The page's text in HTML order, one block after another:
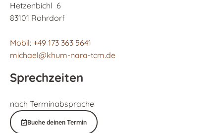
Hetzenbichl 6
83101 Rohrdorf
Mobil: +49 173 363 5641
michael@khum-nara-tcm.de
Sprechzeiten
nach Terminabsprache
Buche deinen Termin